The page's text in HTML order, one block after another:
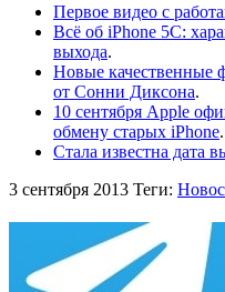
Первое видео с
Всё об iPhone 5C:
выхода.
Новые качественные
от Сонни Диксона.
10 сентября Apple
обмену старых iPhone.
Стала известна дата
3 сентября 2013 Теги: